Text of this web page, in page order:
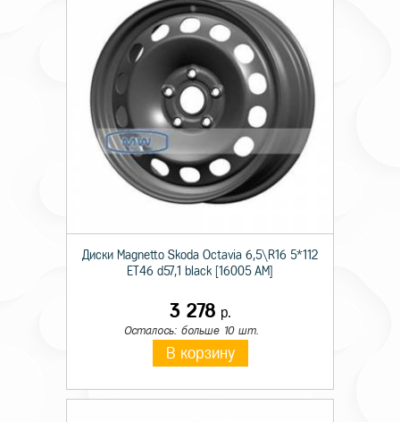
Диски Magnetto Skoda Octavia 6,5\R16 5*112
ET46 d57,1 black [16005 AM]
3 278 р.
Осталось: больше 10 шт.
В корзину